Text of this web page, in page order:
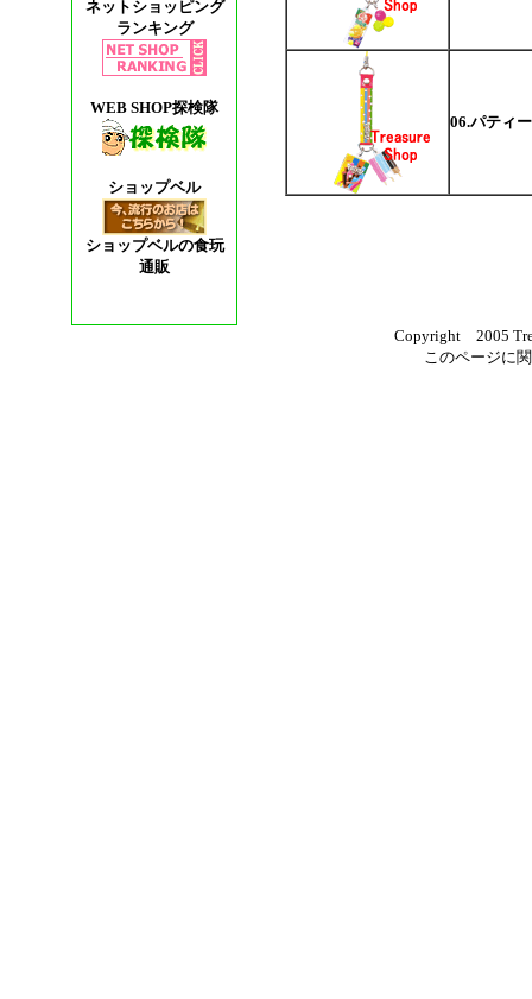
ネットショッピング
ランキング
WEB SHOP探検隊
ショップベル
ショップベルの食玩
通販
06.パティ
Copyright 2005
このページに